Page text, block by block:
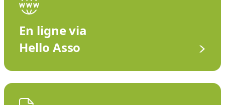
En ligne via
Hello Asso